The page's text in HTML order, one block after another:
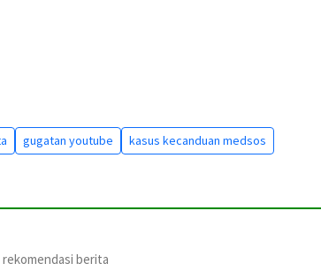
gugatan youtube kasus kecanduan medsos
rekomendasi berita